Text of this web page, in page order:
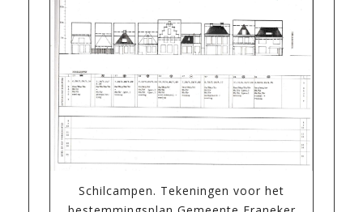
Schilcampen. Tekeningen voor het